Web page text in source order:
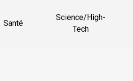
Santé
Science/High-
Tech